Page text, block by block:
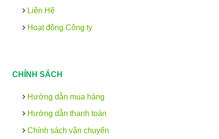
Liên Hệ
Hoạt động Công ty
CHÍNH SÁCH
Hướng dẫn mua hàng
Hướng dẫn thanh toán
Chính sách vận chuyển